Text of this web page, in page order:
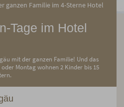
ganzen Familie im 4-Sterne Hotel
Tage im Hotel
mit der ganzen Familie! Und das
Montag wohnen 2 Kinder bis 15